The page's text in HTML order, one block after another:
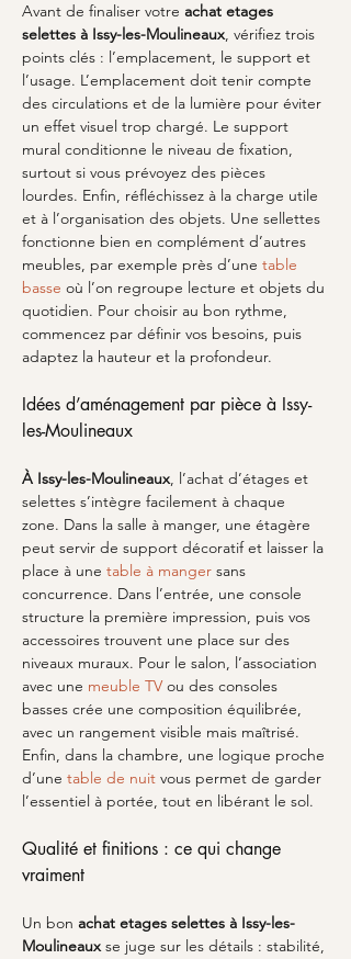
Avant de finaliser votre achat etages
selettes à Issy-les-Moulineaux, vérifiez trois
points clés : l’emplacement, le support et
l’usage. L’emplacement doit tenir compte
des circulations et de la lumière pour éviter
un effet visuel trop chargé. Le support
mural conditionne le niveau de fixation,
surtout si vous prévoyez des pièces
lourdes. Enfin, réfléchissez à la charge utile
et à l’organisation des objets. Une sellettes
fonctionne bien en complément d’autres
meubles, par exemple près d’une table
basse où l’on regroupe lecture et objets du
quotidien. Pour choisir au bon rythme,
commencez par définir vos besoins, puis
adaptez la hauteur et la profondeur.
Idées d’aménagement par pièce à Issy-
les-Moulineaux
À Issy-les-Moulineaux, l’achat d’étages et
selettes s’intègre facilement à chaque
zone. Dans la salle à manger, une étagère
peut servir de support décoratif et laisser la
place à une table à manger sans
concurrence. Dans l’entrée, une console
structure la première impression, puis vos
accessoires trouvent une place sur des
niveaux muraux. Pour le salon, l’association
avec une meuble TV ou des consoles
basses crée une composition équilibrée,
avec un rangement visible mais maîtrisé.
Enfin, dans la chambre, une logique proche
d’une table de nuit vous permet de garder
l’essentiel à portée, tout en libérant le sol.
Qualité et finitions : ce qui change
vraiment
Un bon achat etages selettes à Issy-les-
Moulineaux se juge sur les détails : stabilité,